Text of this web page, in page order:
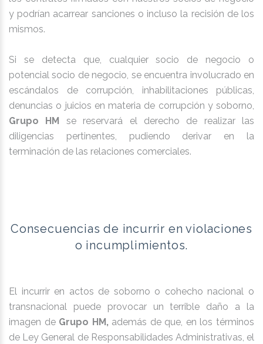
y podrían acarrear sanciones o incluso la recisión de los
mismos.
Si se detecta que, cualquier socio de negocio o
potencial socio de negocio, se encuentra involucrado en
escándalos de corrupción, inhabilitaciones públicas,
denuncias o juicios en materia de corrupción y soborno,
Grupo HM
se reservará el derecho de realizar las
diligencias pertinentes, pudiendo derivar en la
terminación de las relaciones comerciales.
Consecuencias de incurrir en violaciones
o incumplimientos.
El incurrir en actos de soborno o cohecho nacional o
transnacional puede provocar un terrible daño a la
imagen de Grupo HM, además de que, en los términos
de Ley General de Responsabilidades Administrativas, el